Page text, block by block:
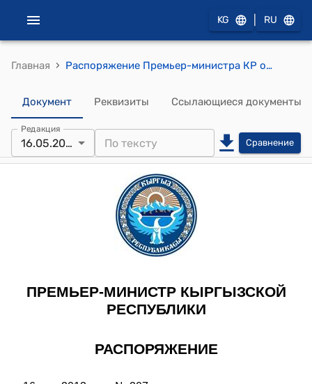
KG RU
Главная › Распоряжение Премьер-министра КР от 16 мая 2013 года № 207 "Об Айтиеве Б.Б."
Документ Реквизиты Ссылающиеся документы
Редакция
16.05.2013 Сравнение